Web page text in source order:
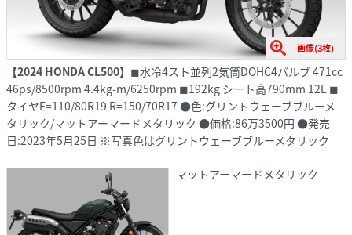
画像(3枚)
【2024 HONDA CL500】 ◼︎水冷4スト並列2気筒DOHC4バルブ 471cc
46ps/8500rpm 4.4kg-m/6250rpm ◼︎192kg シート高790mm 12L ◼︎
タイヤF=110/80R19 R=150/70R17 ●色:グリントウェーブブルーメ
タリック/マットアーマードメタリック ●価格:86万3500円 ●発売
日:2023年5月25日 ※写真色はグリントウェーブブルーメタリック
マットアーマードメタリック